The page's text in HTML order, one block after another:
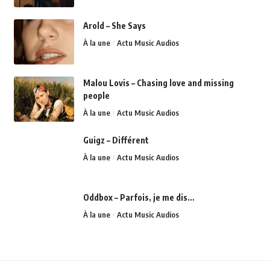
Arold – She Says
À la une Actu Music Audios
Malou Lovis – Chasing love and missing
people
À la une Actu Music Audios
Guigz – Différent
À la une Actu Music Audios
Oddbox – Parfois, je me dis…
À la une Actu Music Audios